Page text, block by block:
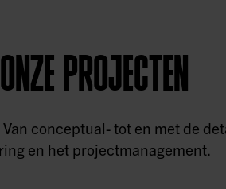
PROJECTEN
conceptual- tot en met de
en het projectmanagement.